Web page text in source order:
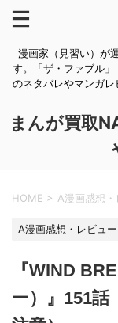
漫画家（見習い）が
す。「ザ・ファブル
のネタバレやマンガ
まんが買取
HOME > A漫画感想・
A漫画感想・レビュー
『WIND
ー）』151